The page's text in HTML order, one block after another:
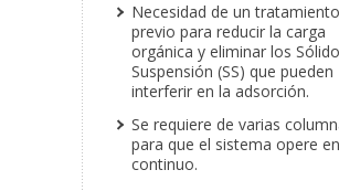
Necesidad de un tratamiento
previo para reducir la carga
orgánica y eliminar los
Suspensión (SS) que pueden
interferir en la adsorción.
Se requiere de varias
para que el sistema opere en
continuo.